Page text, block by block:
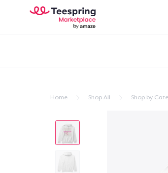
Home Shop All Shop by